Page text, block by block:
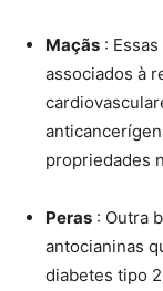
Maçãs :
associados à
propriedades
Peras : Outra
antocianinas
diabetes tipo